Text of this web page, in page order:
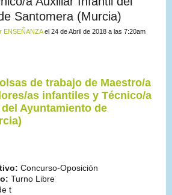
Santomera (Murcia)
ENSEÑANZAel 24 de Abril de 2018 a las 7:20am
de trabajo de Maestro/a
as infantiles y Técnico/a
Ayuntamiento de
Concurso-Oposición
Turno Libre
t